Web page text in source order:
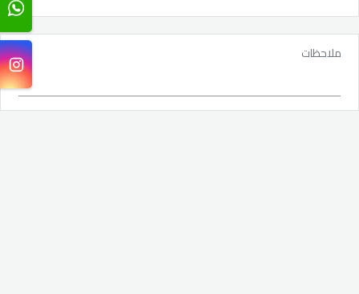
ملاحظات